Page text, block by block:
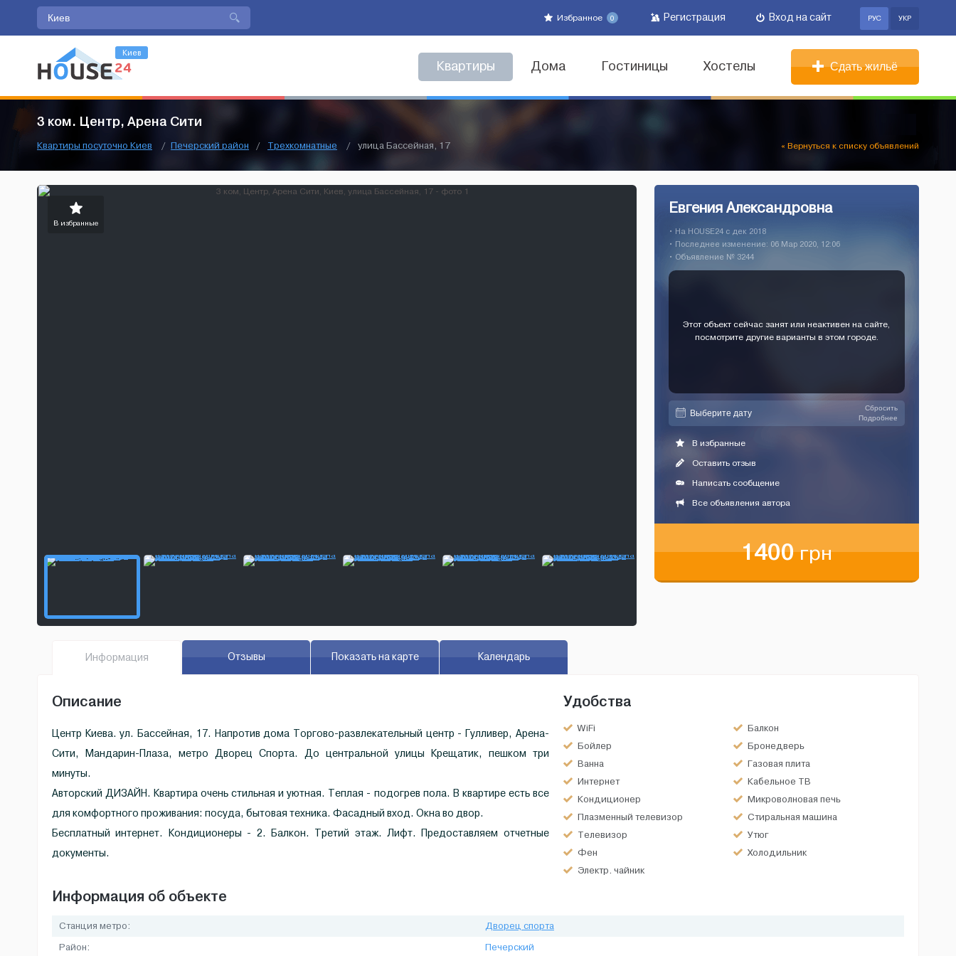
Избранное 0 Регистрация Вход на сайт РУС УКР
Киев
Квартиры Дома Гостиницы Хостелы Сдать жильё
3 ком. Центр, Арена Сити
Квартиры посуточно Киев / Печерский район / Трехкомнатные / улица Бассейная, 17 « Вернуться к списку объявлений
В избранные
Евгения Александровна
• На HOUSE24 c дек 2018
• Последнее изменение: 06 Мар 2020, 12:06
• Объявление № 3244
Этот объект сейчас занят или неактивен на сайте,
посмотрите другие варианты в этом городе.
Сбросить
Подробнее
В избранные
Оставить отзыв
Написать сообщение
Все объявления автора
1400грн
Информация Отзывы Показать на карте Календарь
Описание
Центр Киева. ул. Бассейная, 17. Напротив дома Торгово-развлекательный центр - Гулливер, Арена-
Сити, Мандарин-Плаза, метро Дворец Спорта. До центральной улицы Крещатик, пешком три
минуты.
Авторский ДИЗАЙН. Квартира очень стильная и уютная. Теплая - подогрев пола. В квартире есть все
для комфортного проживания: посуда, бытовая техника. Фасадный вход. Окна во двор.
Бесплатный интернет. Кондиционеры - 2. Балкон. Третий этаж. Лифт. Предоставляем отчетные
документы.
Удобства
WiFi
Балкон
Бойлер
Бронедверь
Ванна
Газовая плита
Интернет
Кабельное ТВ
Кондиционер
Микроволновая печь
Плазменный телевизор
Стиральная машина
Телевизор
Утюг
Фен
Холодильник
Электр. чайник
Информация об объекте
Станция метро:
Дворец спорта
Район:
Печерский